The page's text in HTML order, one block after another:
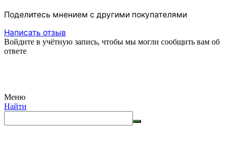
Поделитесь мнением с другими покупателями
Написать отзыв
Войдите в учётную запись, чтобы мы могли сообщить вам об
ответе
Меню
Найти